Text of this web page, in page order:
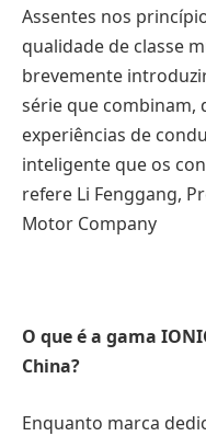
Assentes nos
qualidade de classe
brevemente
série que combinam,
experiências de
inteligente que os
refere Li Fenggang,
Motor Company
O que é a gama
China?
Enquanto marca